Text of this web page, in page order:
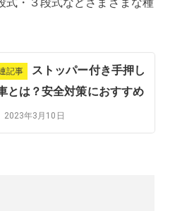
記事
ストッパー付き手押し
とは？安全対策におすすめ
2023年3月10日